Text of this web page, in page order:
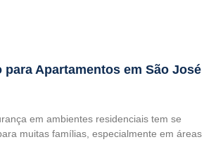
para Apartamentos em São José
em ambientes residenciais tem se
muitas famílias, especialmente em áreas